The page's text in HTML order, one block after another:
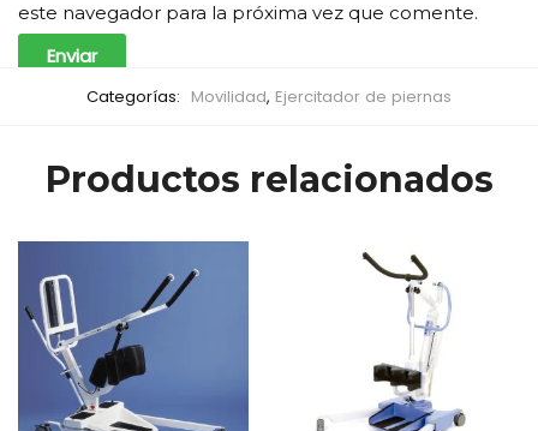
este navegador para la próxima vez que comente.
Categorías: Movilidad, Ejercitador de piernas
Productos relacionados